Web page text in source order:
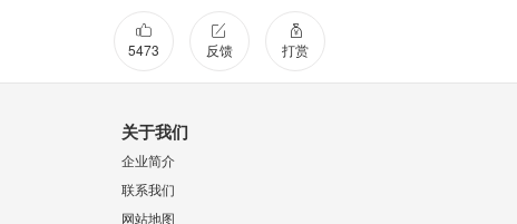
5473 反馈 打赏
关于我们
企业简介
联系我们
网站地图